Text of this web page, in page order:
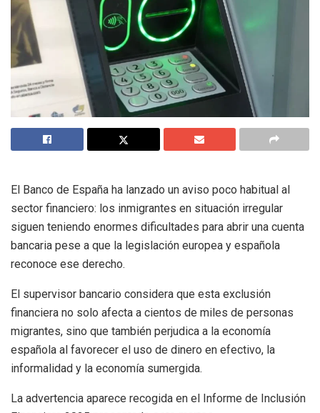
El Banco de España ha lanzado un aviso poco habitual al
sector financiero: los inmigrantes en situación irregular
siguen teniendo enormes dificultades para abrir una cuenta
bancaria pese a que la legislación europea y española
reconoce ese derecho.
El supervisor bancario considera que esta exclusión
financiera no solo afecta a cientos de miles de personas
migrantes, sino que también perjudica a la economía
española al favorecer el uso de dinero en efectivo, la
informalidad y la economía sumergida.
La advertencia aparece recogida en el Informe de Inclusión